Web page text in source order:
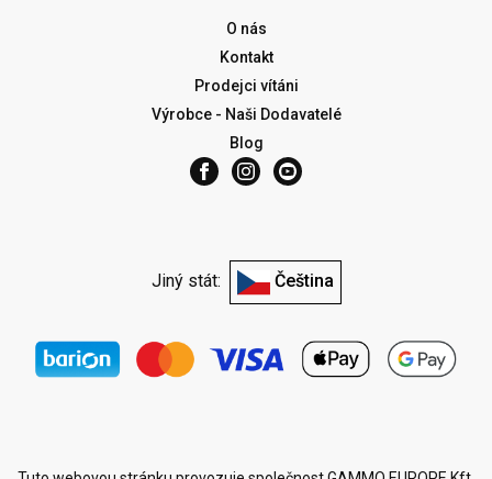
O nás
Kontakt
Prodejci vítáni
Výrobce - Naši Dodavatelé
Blog
Jiný stát: Čeština